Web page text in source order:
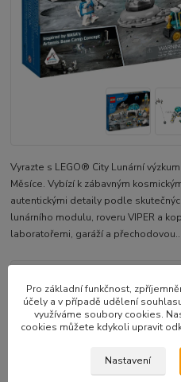
Vyrazte s LEGO® City Lunární
Měsíce. Vybízí k zábavným
autentickými detaily podle
lunárního modulu, roveru VIPER a
laboratořemi, garáží a přechodovou...
k odeslání následující pracovní
Přidat do
Pro základní funkčnost,
účely a v případě udělení
využíváme soubory cookies.
cookies můžete kdykoli upravit
Nastavení